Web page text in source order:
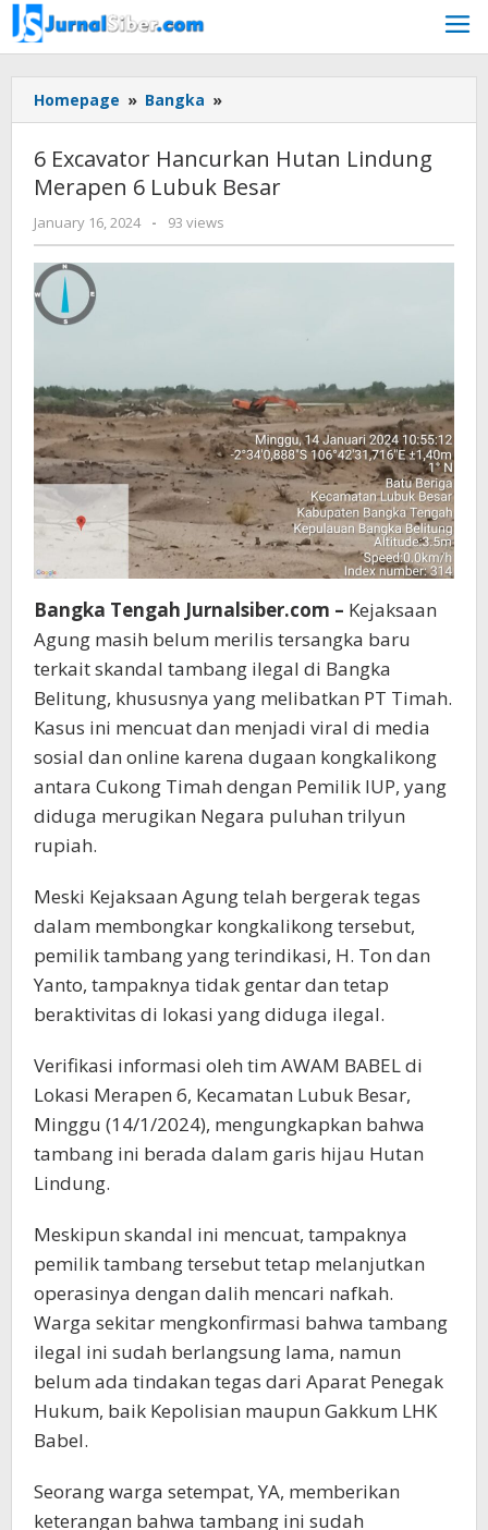
Skip
to
content
Homepage » Bangka »
Excavator
Hutan
Lindung
Lubuk
6 Excavator Hancurkan Hutan Lindung
Merapen 6 Lubuk Besar
January 16, 2024
by
Jurnalsiber
- 93 views
Bangka Tengah Jurnalsiber.com – Kejaksaan
Agung masih belum merilis tersangka baru
terkait skandal tambang ilegal di Bangka
Belitung, khususnya yang melibatkan PT Timah.
Kasus ini mencuat dan menjadi viral di media
sosial dan online karena dugaan kongkalikong
antara Cukong Timah dengan Pemilik IUP, yang
diduga merugikan Negara puluhan trilyun
rupiah.
Meski Kejaksaan Agung telah bergerak tegas
dalam membongkar kongkalikong tersebut,
pemilik tambang yang terindikasi, H. Ton dan
Yanto, tampaknya tidak gentar dan tetap
beraktivitas di lokasi yang diduga ilegal.
Verifikasi informasi oleh tim AWAM BABEL di
Lokasi Merapen 6, Kecamatan Lubuk Besar,
Minggu (14/1/2024), mengungkapkan bahwa
tambang ini berada dalam garis hijau Hutan
Lindung.
Meskipun skandal ini mencuat, tampaknya
pemilik tambang tersebut tetap melanjutkan
operasinya dengan dalih mencari nafkah.
Warga sekitar mengkonfirmasi bahwa tambang
ilegal ini sudah berlangsung lama, namun
belum ada tindakan tegas dari Aparat Penegak
Hukum, baik Kepolisian maupun Gakkum LHK
Babel.
Seorang warga setempat, YA, memberikan
keterangan bahwa tambang ini sudah